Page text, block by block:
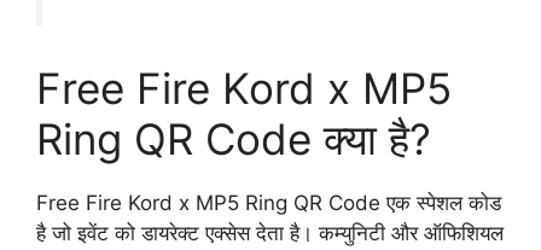
Free Fire Kord x MP5
Ring QR Code क्या है?
Free Fire Kord x MP5 Ring QR Code एक स्पेशल कोड
है जो इवेंट को डायरेक्ट एक्सेस देता है। कम्युनिटी और ऑफिशियल